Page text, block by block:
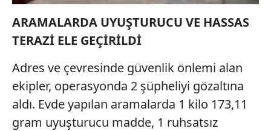
ARAMALARDA UYUŞTURUCU VE HASSAS
TERAZİ ELE GEÇİRİLDİ
Adres ve çevresinde güvenlik önlemi alan
ekipler, operasyonda 2 şüpheliyi gözaltına
aldı. Evde yapılan aramalarda 1 kilo 173,11
gram uyuşturucu madde, 1 ruhsatsız